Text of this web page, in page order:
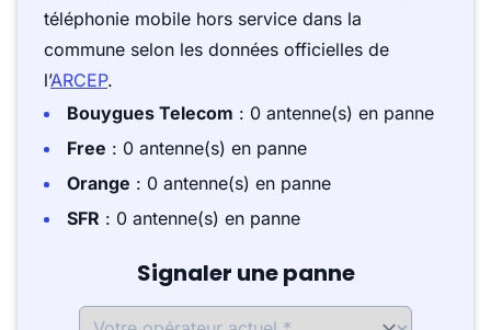
téléphonie mobile hors service dans la
commune selon les données officielles de
l’ARCEP.
Bouygues Telecom : 0 antenne(s) en panne
Free : 0 antenne(s) en panne
Orange : 0 antenne(s) en panne
SFR : 0 antenne(s) en panne
Signaler une panne